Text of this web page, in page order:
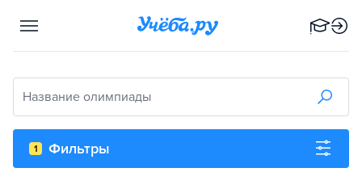
Название олимпиады
1 Фильтры